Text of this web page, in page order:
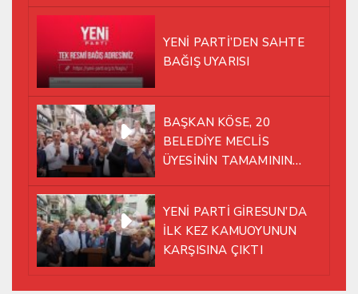
YENİ PARTİ’DEN SAHTE
BAĞIŞ UYARISI
BAŞKAN KÖSE, 20
BELEDİYE MECLİS
ÜYESİNİN TAMAMININ
YÜRÜMEYE KARAR VERDİK
YENİ PARTİ GİRESUN’DA
İLK KEZ KAMUOYUNUN
KARŞISINA ÇIKTI